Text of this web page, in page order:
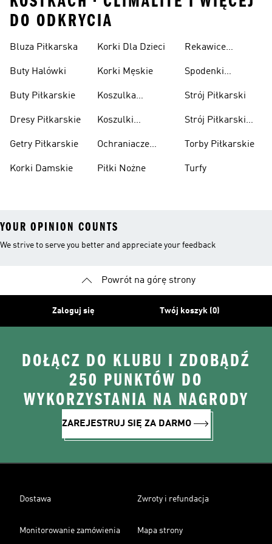
DO ODKRYCIA
Bluza Piłkarska
Buty Halówki
Buty Piłkarskie
Dresy Piłkarskie
Getry Piłkarskie
Korki Damskie
Korki Dla Dzieci
Korki Męskie
Koszulka
Koszulki
Dzieci
Ochraniacze
Piłki Nożne
Rekawice
Spodenki
Strój Piłkarski
Strój Piłkarski
Torby Piłkarskie
Turfy
YOUR OPINION COUNTS
We strive to serve you better and appreciate your feedback
Powrót na górę strony
Zaloguj się Twój koszyk (0)
DOŁĄCZ DO KLUBU I ZDOBĄDŹ
250 PUNKTÓW DO
WYKORZYSTANIA NA NAGRODY
ZAREJESTRUJ SIĘ ZA DARMO
Dostawa Zwroty i refundacja
Monitorowanie zamówienia Mapa strony